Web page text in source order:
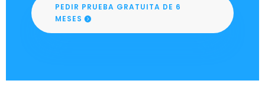
PEDIR PRUEBA GRATUITA DE 6
MESES